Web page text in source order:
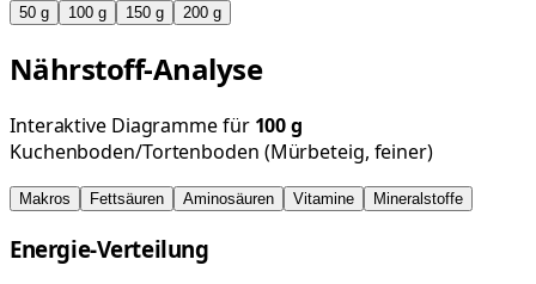
50 g 100 g 150 g 200 g
Nährstoff-Analyse
Interaktive Diagramme für 100g
Kuchenboden/Tortenboden (Mürbeteig, feiner)
Makros Fettsäuren Aminosäuren Vitamine Mineralstoffe
Energie-Verteilung